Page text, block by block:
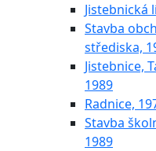
Jistebnická
Stavba
střediska,
Jistebnice,
1989
Radnice,
Stavba
1989